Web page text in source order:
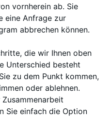
vornherein ab. Sie
eine Anfrage zur
abbrechen können.
die wir Ihnen oben
Unterschied besteht
zu dem Punkt kommen,
oder ablehnen.
Sie einfach die Option